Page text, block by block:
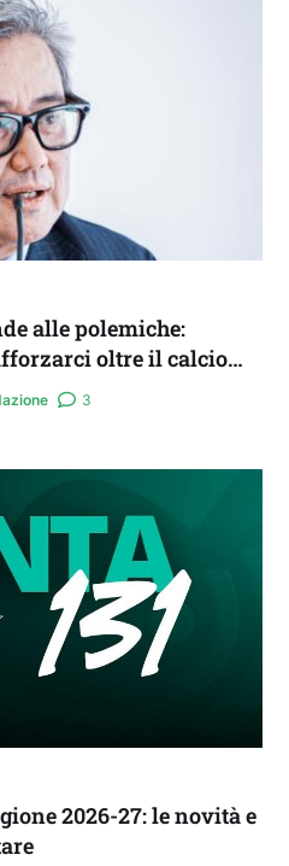
alle polemiche:
oltre il calcio
3
2026-27: le novità e